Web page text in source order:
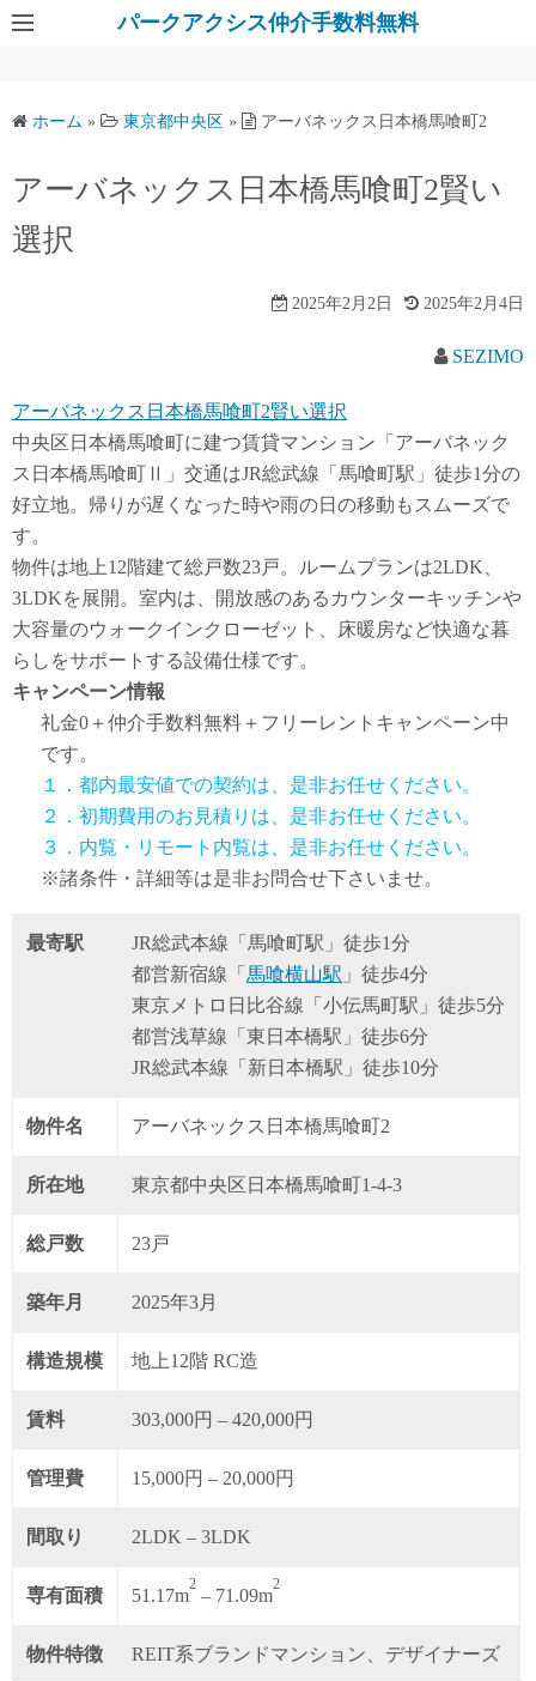
パークアクシス仲介手数料無料
ホーム » 東京都中央区 » アーバネックス日本橋馬喰町2
アーバネックス日本橋馬喰町2賢い
選択
2025年2月2日 2025年2月4日
SEZIMO
アーバネックス日本橋馬喰町2賢い選択
中央区日本橋馬喰町に建つ賃貸マンション「アーバネック
ス日本橋馬喰町Ⅱ」交通はJR総武線「馬喰町駅」徒歩1分の
好立地。帰りが遅くなった時や雨の日の移動もスムーズで
す。
物件は地上12階建て総戸数23戸。ルームプランは2LDK、
3LDKを展開。室内は、開放感のあるカウンターキッチンや
大容量のウォークインクローゼット、床暖房など快適な暮
らしをサポートする設備仕様です。
キャンペーン情報
礼金0 ＋仲介手数料無料 ＋ フリーレント キャンペーン中
です。
１．都内最安値での契約は、是非お任せください。
２．初期費用のお見積りは、是非お任せください。
３．内覧・リモート内覧は、是非お任せください。
※諸条件・詳細等は是非お問合せ下さいませ。
最寄駅
JR総武本線「馬喰町駅」徒歩1分
都営新宿線「 馬喰横山駅 」徒歩4分
東京メトロ日比谷線「小伝馬町駅」徒歩5分
都営浅草線「東日本橋駅」徒歩6分
JR総武本線「新日本橋駅」徒歩10分
物件名 アーバネックス日本橋馬喰町2
所在地 東京都中央区日本橋馬喰町1-4-3
総戸数 23戸
築年月 2025年3月
構造規模 地上12階 RC造
賃料 303,000円 – 420,000円
管理費 15,000円 – 20,000円
間取り 2LDK – 3LDK
専有面積 51.17m
2
– 71.09m
2
物件特徴 REIT系ブランドマンション、デザイナーズ